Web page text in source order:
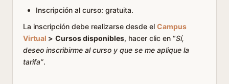
Inscripción al curso: gratuita.
La inscripción debe realizarse desde el Campus
Virtual > Cursos disponibles, hacer clic en “Sí,
deseo inscribirme al curso y que se me aplique la
tarifa”.